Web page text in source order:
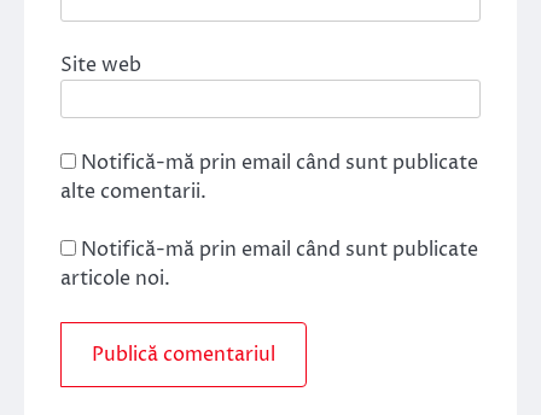
Site web
Notifică-mă prin email când sunt publicate
alte comentarii.
Notifică-mă prin email când sunt publicate
articole noi.